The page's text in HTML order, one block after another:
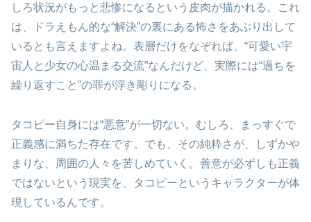
しろ状況がもっと悲惨になるという皮肉が描かれる。これ
は、ドラえもん的な“解決”の裏にある怖さをあぶり出して
いるとも言えますよね。表層だけをなぞれば、“可愛い宇
宙人と少女の心温まる交流”なんだけど、実際には“過ちを
繰り返すこと”の罪が浮き彫りになる。
タコピー自身には“悪意”が一切ない。むしろ、まっすぐで
正義感に満ちた存在です。でも、その純粋さが、しずかや
まりな、周囲の人々を苦しめていく。善意が必ずしも正義
ではないという現実を、タコピーというキャラクターが体
現しているんです。